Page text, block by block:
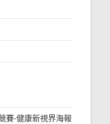
賽-健康新視界海報